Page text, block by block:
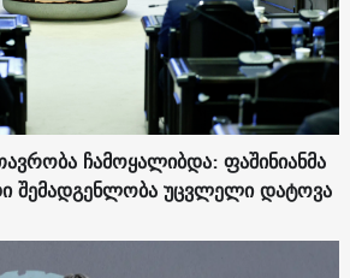
ჩამოყალიბდა: ფაშინიანმა
შემადგენლობა უცვლელი დატოვა